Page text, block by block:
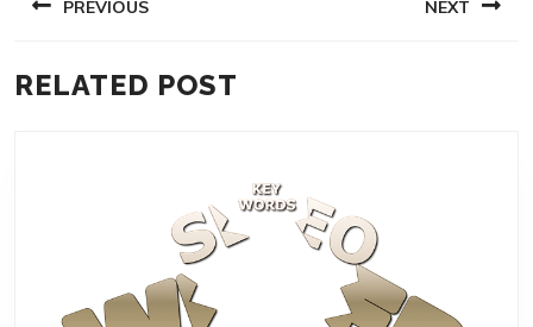
PROPREVIOUS
post:
NEXT
RELATED POST